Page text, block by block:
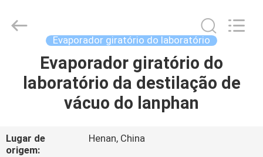
CASA
PRODUTOS
VÍDEOS
Lanphan
Industry
Evaporador giratório do laboratório
Evaporador giratório do
laboratório da destilação de
vácuo do lanphan
Lugar de
origem:
Henan, China